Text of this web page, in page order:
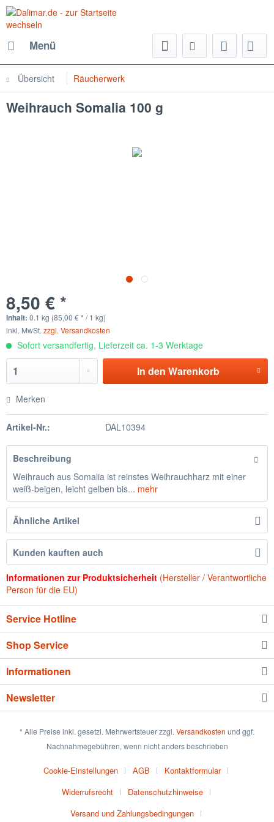
Menü
Übersicht Räucherwerk
Weihrauch Somalia 100 g
8,50 € *
Inhalt: 0.1 kg (85,00 € * / 1 kg)
inkl. MwSt. zzgl. Versandkosten
Sofort versandfertig, Lieferzeit ca. 1-3 Werktage
In den Warenkorb
Merken
Artikel-Nr.: DAL10394
Beschreibung
Weihrauch aus Somalia ist reinstes Weihrauchharz mit einer
weiß-beigen, leicht gelben bis... mehr
Ähnliche Artikel
Kunden kauften auch
Informationen zur Produktsicherheit (Hersteller / Verantwortliche
Person für die EU)
Service Hotline
Shop Service
Informationen
Newsletter
* Alle Preise inkl. gesetzl. Mehrwertsteuer zzgl. Versandkosten und ggf.
Nachnahmegebühren, wenn nicht anders beschrieben
Cookie-Einstellungen AGB
Kontaktformular
Widerrufsrecht
Datenschutzhinweise
Versand und Zahlungsbedingungen